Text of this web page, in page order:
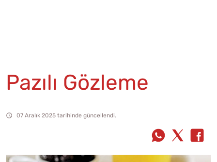
Pazılı Gözleme
07 Aralık 2025 tarihinde güncellendi.